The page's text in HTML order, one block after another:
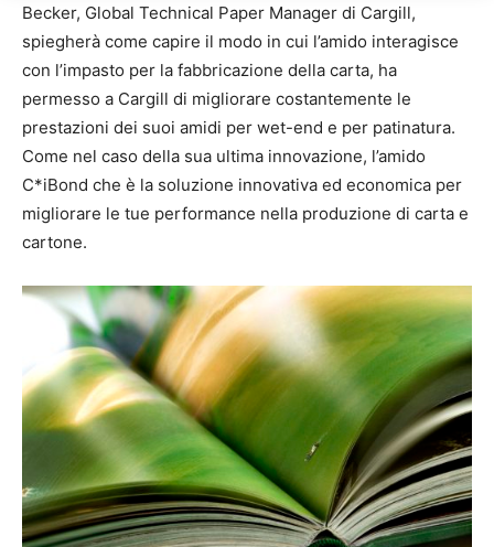
Becker, Global Technical Paper Manager di Cargill,
spiegherà come capire il modo in cui l’amido interagisce
con l’impasto per la fabbricazione della carta, ha
permesso a Cargill di migliorare costantemente le
prestazioni dei suoi amidi per wet-end e per patinatura.
Come nel caso della sua ultima innovazione, l’amido
C*iBond che è la soluzione innovativa ed economica per
migliorare le tue performance nella produzione di carta e
cartone.